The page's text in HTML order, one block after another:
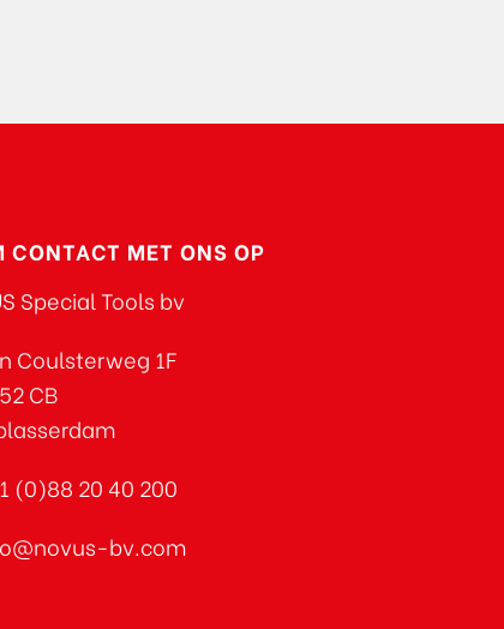
CONTACT MET ONS OP
Special Tools bv
Coulsterweg 1F
CB
(0)88 20 40 200
bv.com